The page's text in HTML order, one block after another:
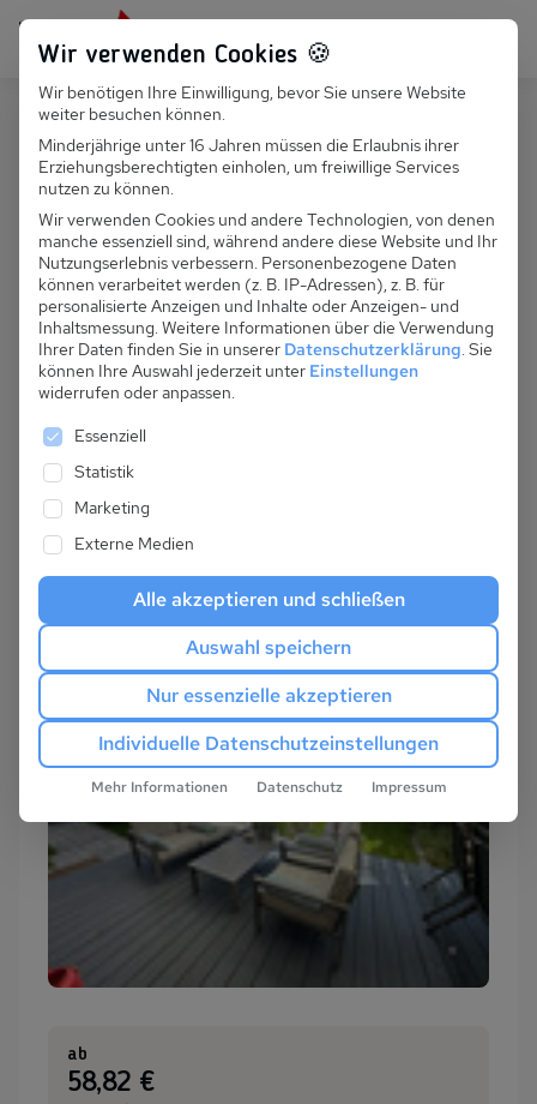
Persönlich für dich da: +49 251 899 050
Suchfeld
Suchen
PL 035.002 Ferienhaus bei Marek
und Dorota
ab
:58,82 €
Wir verwenden Cookies 🍪
Wir benötigen Ihre Einwilligung, bevor Sie unsere Website
weiter besuchen können.
Minderjährige unter 16 Jahren müssen die Erlaubnis ihrer
Erziehungsberechtigten einholen, um freiwillige Services
nutzen zu können.
Wir verwenden Cookies und andere Technologien, von denen
manche essenziell sind, während andere diese Website und Ihr
Nutzungserlebnis verbessern. Personenbezogene Daten
können verarbeitet werden (z. B. IP-Adressen), z. B. für
personalisierte Anzeigen und Inhalte oder Anzeigen- und
Inhaltsmessung. Weitere Informationen über die Verwendung
Ihrer Daten finden Sie in unserer Datenschutzerklärung. Sie
können Ihre Auswahl jederzeit unter Einstellungen
widerrufen oder anpassen.
Es folgt eine Liste der Service-Gruppen, für die
Essenziell
Statistik
Marketing
Externe Medien
Alle akzeptieren und schließen
Auswahl speichern
Nur essenzielle akzeptieren
Individuelle Datenschutzeinstellungen
Mehr Informationen Datenschutz Impressum